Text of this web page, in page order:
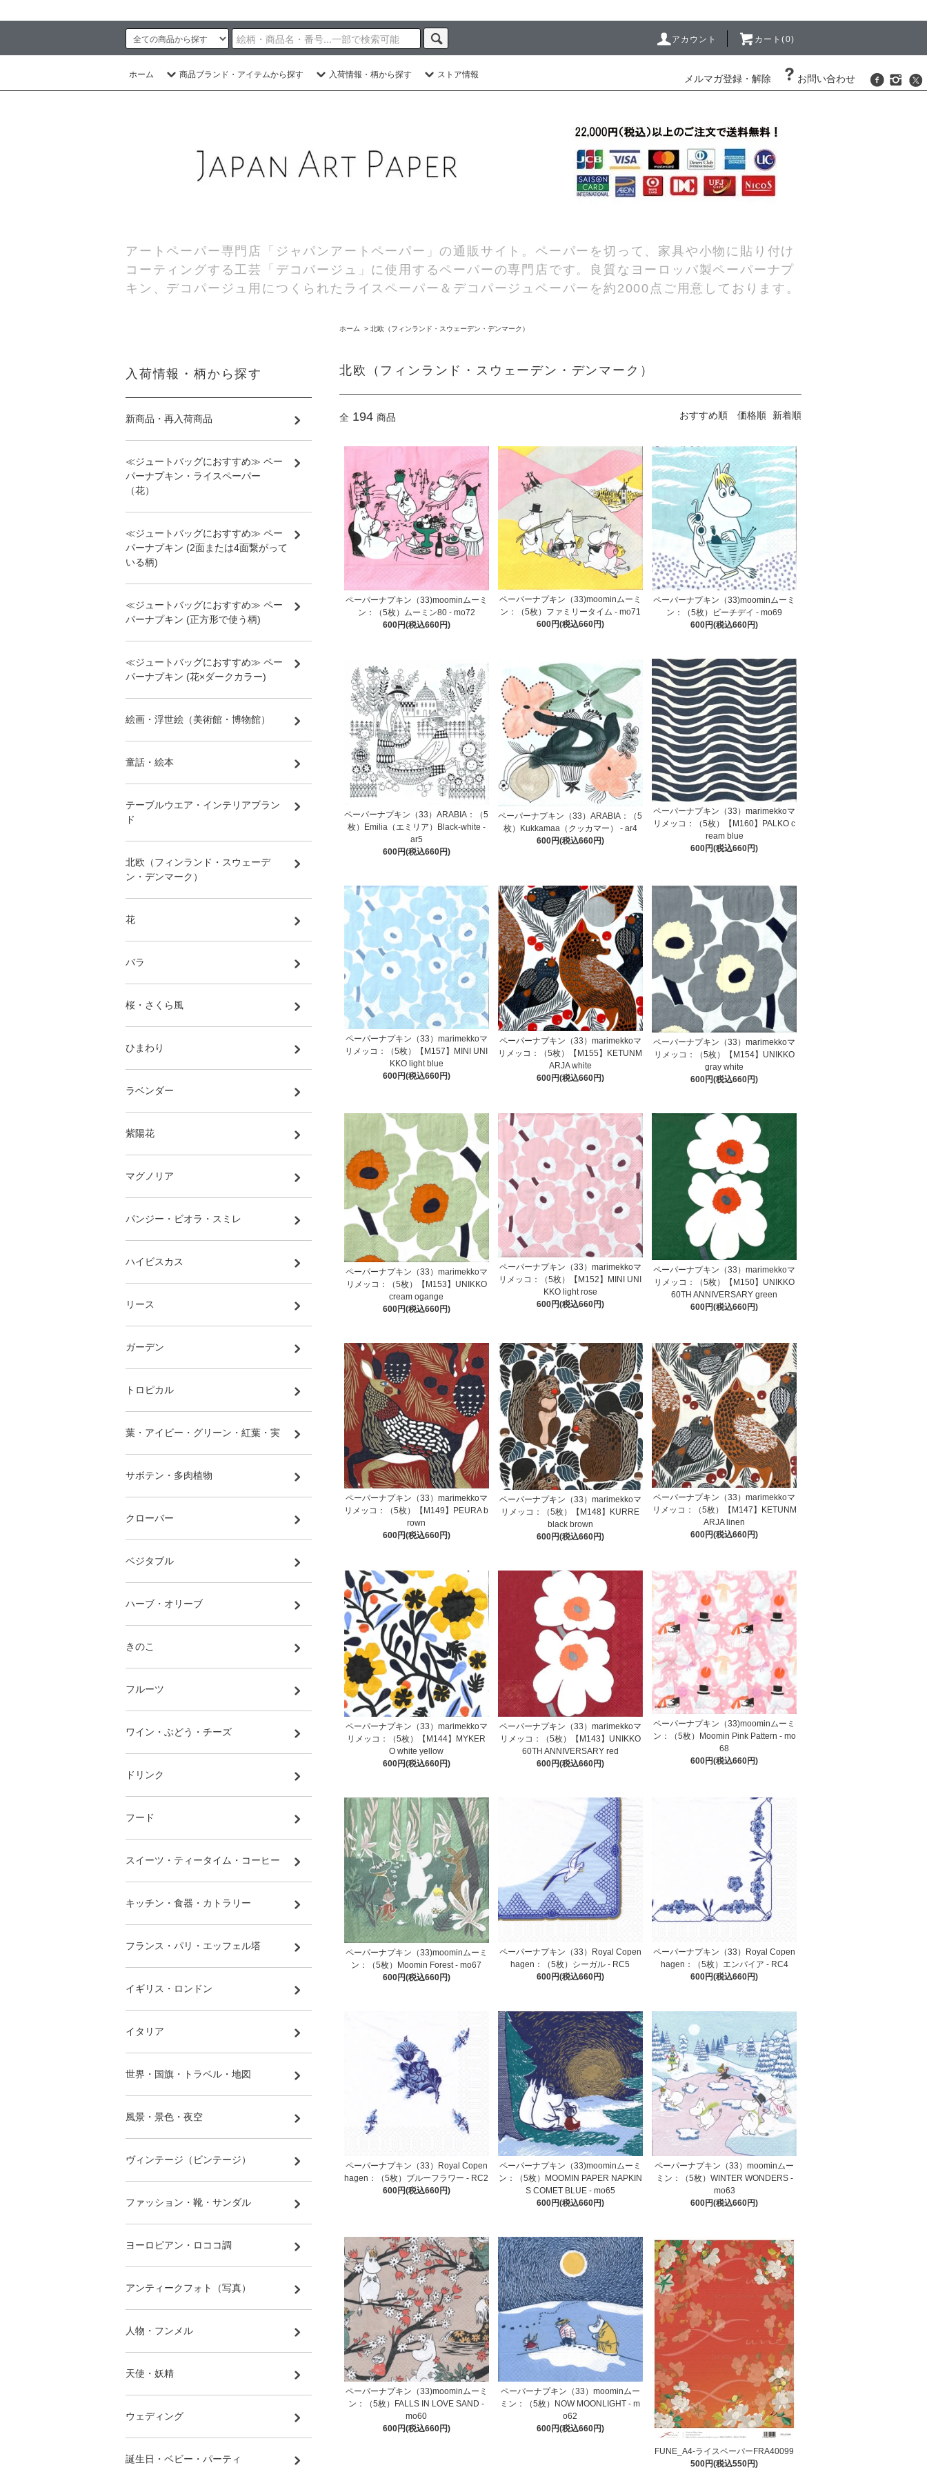
アカウント カート(0)
ホーム 商品ブランド・アイテムから探す 入荷情報・柄から探す ストア情報 メルマガ登録・解除 お問い合わせ
アートペーパー専門店「ジャパンアートペーパー」の通販サイト。ペーパーを切って、家具や小物に貼り付け
コーティングする工芸「デコパージュ」に使用するペーパーの専門店です。良質なヨーロッパ製ペーパーナプ
キン、デコパージュ用につくられたライスペーパー＆デコパージュペーパーを約2000点ご用意しております。
ホーム > 北欧（フィンランド・スウェーデン・デンマーク）
北欧（フィンランド・スウェーデン・デンマーク）
全 194 商品 おすすめ順 価格順 新着順
ペーパーナプキン（33)moominムーミ
ン：（5枚）ムーミン80 - mo72
600円(税込660円)
ペーパーナプキン（33)moominムーミ
ン：（5枚）ファミリータイム - mo71
600円(税込660円)
ペーパーナプキン（33)moominムーミ
ン：（5枚）ビーチデイ - mo69
600円(税込660円)
ペーパーナプキン（33）ARABIA：（5
枚）Emilia（エミリア）Black-white -
ar5
600円(税込660円)
ペーパーナプキン（33）ARABIA：（5
枚）Kukkamaa（クッカマー） - ar4
600円(税込660円)
ペーパーナプキン（33）marimekkoマ
リメッコ：（5枚）【M160】PALKO c
ream blue
600円(税込660円)
ペーパーナプキン（33）marimekkoマ
リメッコ：（5枚）【M157】MINI UNI
KKO light blue
600円(税込660円)
ペーパーナプキン（33）marimekkoマ
リメッコ：（5枚）【M155】KETUNM
ARJA white
600円(税込660円)
ペーパーナプキン（33）marimekkoマ
リメッコ：（5枚）【M154】UNIKKO
gray white
600円(税込660円)
ペーパーナプキン（33）marimekkoマ
リメッコ：（5枚）【M153】UNIKKO
cream ogange
600円(税込660円)
ペーパーナプキン（33）marimekkoマ
リメッコ：（5枚）【M152】MINI UNI
KKO light rose
600円(税込660円)
ペーパーナプキン（33）marimekkoマ
リメッコ：（5枚）【M150】UNIKKO
60TH ANNIVERSARY green
600円(税込660円)
ペーパーナプキン（33）marimekkoマ
リメッコ：（5枚）【M149】PEURA b
rown
600円(税込660円)
ペーパーナプキン（33）marimekkoマ
リメッコ：（5枚）【M148】KURRE
black brown
600円(税込660円)
ペーパーナプキン（33）marimekkoマ
リメッコ：（5枚）【M147】KETUNM
ARJA linen
600円(税込660円)
ペーパーナプキン（33）marimekkoマ
リメッコ：（5枚）【M144】MYKER
O white yellow
600円(税込660円)
ペーパーナプキン（33）marimekkoマ
リメッコ：（5枚）【M143】UNIKKO
60TH ANNIVERSARY red
600円(税込660円)
ペーパーナプキン（33)moominムーミ
ン：（5枚）Moomin Pink Pattern - mo
68
600円(税込660円)
ペーパーナプキン（33)moominムーミ
ン：（5枚）Moomin Forest - mo67
600円(税込660円)
ペーパーナプキン（33）Royal Copen
hagen：（5枚）シーガル - RC5
600円(税込660円)
ペーパーナプキン（33）Royal Copen
hagen：（5枚）エンパイア - RC4
600円(税込660円)
ペーパーナプキン（33）Royal Copen
hagen：（5枚）ブルーフラワー - RC2
600円(税込660円)
ペーパーナプキン（33)moominムーミ
ン：（5枚）MOOMIN PAPER NAPKIN
S COMET BLUE - mo65
600円(税込660円)
ペーパーナプキン（33）moominムー
ミン：（5枚）WINTER WONDERS -
mo63
600円(税込660円)
ペーパーナプキン（33)moominムーミ
ン：（5枚）FALLS IN LOVE SAND -
mo60
600円(税込660円)
ペーパーナプキン（33）moominムー
ミン：（5枚）NOW MOONLIGHT - m
o62
600円(税込660円)
FUNE_A4-ライスペーパーFRA40099
500円(税込550円)
入荷情報・柄から探す
新商品・再入荷商品
≪ジュートバッグにおすすめ≫ ペー
パーナプキン・ライスペーパー
（花）
≪ジュートバッグにおすすめ≫ ペー
パーナプキン (2面または4面繋がって
いる柄)
≪ジュートバッグにおすすめ≫ ペー
パーナプキン (正方形で使う柄)
≪ジュートバッグにおすすめ≫ ペー
パーナプキン (花×ダークカラー)
絵画・浮世絵（美術館・博物館）
童話・絵本
テーブルウエア・インテリアブラン
ド
北欧（フィンランド・スウェーデ
ン・デンマーク）
花
バラ
桜・さくら風
ひまわり
ラベンダー
紫陽花
マグノリア
パンジー・ビオラ・スミレ
ハイビスカス
リース
ガーデン
トロピカル
葉・アイビー・グリーン・紅葉・実
サボテン・多肉植物
クローバー
ベジタブル
ハーブ・オリーブ
きのこ
フルーツ
ワイン・ぶどう・チーズ
ドリンク
フード
スイーツ・ティータイム・コーヒー
キッチン・食器・カトラリー
フランス・パリ・エッフェル塔
イギリス・ロンドン
イタリア
世界・国旗・トラベル・地図
風景・景色・夜空
ヴィンテージ（ビンテージ）
ファッション・靴・サンダル
ヨーロピアン・ロココ調
アンティークフォト（写真）
人物・フンメル
天使・妖精
ウェディング
誕生日・ベビー・パーティ